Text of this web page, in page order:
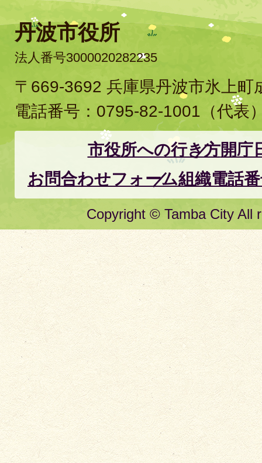
丹波市役所
法人番号3000020282235
〒669-3692 兵庫県丹波市氷上町
電話番号： 0795-82-1001 （代表
市役所への行き方開庁
お問合わせフォーム組織電話
Copyright © Tamba City All